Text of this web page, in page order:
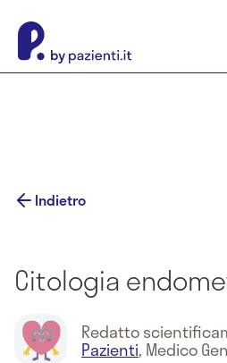
Indietro
Citologia
Redatto
Pazienti, Medico